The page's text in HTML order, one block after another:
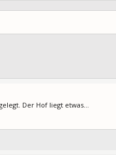
Der Hof liegt etwas...